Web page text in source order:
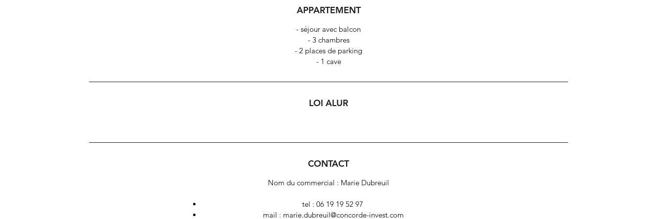
APPARTEMENT
- séjour avec balcon
- 3 chambres
- 2 places de parking
- 1 cave
LOI ALUR
CONTACT
Nom du commercial : Marie Dubreuil
tel : 06 19 19 52 97
mail : marie.dubreuil@concorde-invest.com